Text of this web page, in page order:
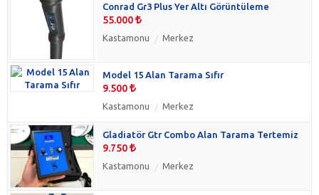
Conrad Gr3 Plus Yer Altı Görüntüleme
55.000
Kastamonu Merkez
Model 15 Alan Tarama Sıfır
9.500
Kastamonu Merkez
Gladiatör Gtr Combo Alan Tarama Tertemiz
9.750
Kastamonu Merkez